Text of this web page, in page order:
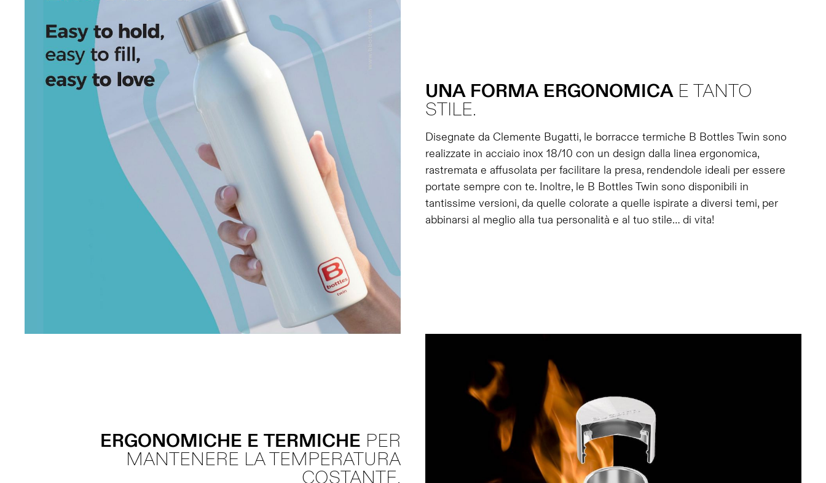
UNA FORMA ERGONOMICAE TANTO
STILE.
Disegnate da Clemente Bugatti, le borracce termiche B Bottles Twin sono
realizzate in acciaio inox 18/10 con un design dalla linea ergonomica,
rastremata e affusolata per facilitare la presa, rendendole ideali per essere
portate sempre con te. Inoltre, le B Bottles Twin sono disponibili in
tantissime versioni, da quelle colorate a quelle ispirate a diversi temi, per
abbinarsi al meglio alla tua personalità e al tuo stile… di vita!
ERGONOMICHE E TERMICHE PER
MANTENERE LA TEMPERATURA
COSTANTE.